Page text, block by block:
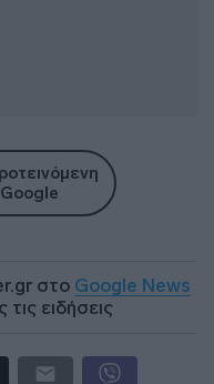
στο Google News
ειδήσεις